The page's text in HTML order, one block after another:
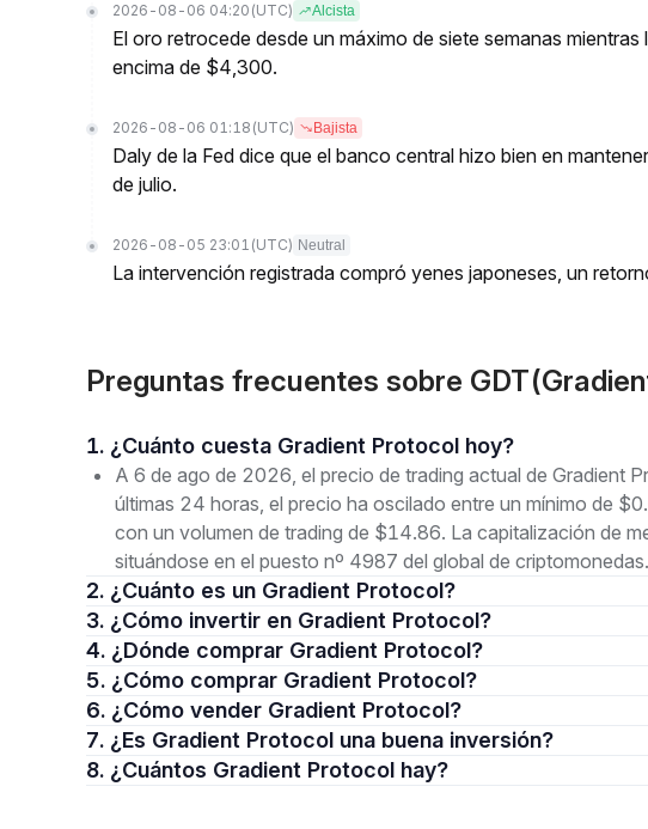
2026-08-06 04:20 (UTC) Alcista
El oro retrocede desde un máximo de siete semanas
encima de $4,300.
2026-08-06 01:18 (UTC) Bajista
Daly de la Fed dice que el banco central hizo bien en
de julio.
2026-08-05 23:01 (UTC) Neutral
La intervención registrada compró yenes japoneses, un
Preguntas frecuentes sobre
1. ¿Cuánto cuesta Gradient Protocol hoy?
A 6 de ago de 2026, el precio de trading actual de Gradient
últimas 24 horas, el precio ha oscilado entre un mínimo de
con un volumen de trading de $14.86. La capitalización de
situándose en el puesto nº 4987 del global de criptomonedas.
2. ¿Cuánto es un Gradient Protocol?
3. ¿Cómo invertir en Gradient Protocol?
4. ¿Dónde comprar Gradient Protocol?
5. ¿Cómo comprar Gradient Protocol?
6. ¿Cómo vender Gradient Protocol?
7. ¿Es Gradient Protocol una buena inversión?
8. ¿Cuántos Gradient Protocol hay?